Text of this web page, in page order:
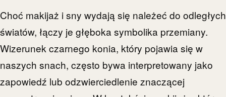
Choć makijaż i sny wydają się należeć do odległych
światów, łączy je głęboka symbolika przemiany.
Wizerunek czarnego konia, który pojawia się w
naszych snach, często bywa interpretowany jako
zapowiedź lub odzwierciedlenie znaczącej